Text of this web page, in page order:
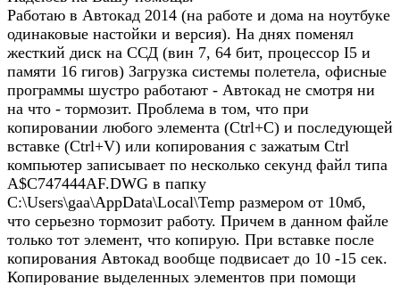
Работаю в Автокад 2014 (на работе и дома на ноутбуке
одинаковые настойки и версия). На днях поменял
жесткий диск на ССД (вин 7, 64 бит, процессор I5 и
памяти 16 гигов) Загрузка системы полетела, офисные
программы шустро работают - Автокад не смотря ни
на что - тормозит. Проблема в том, что при
копировании любого элемента (Ctrl+C) и последующей
вставке (Ctrl+V) или копирования с зажатым Ctrl
компьютер записывает по несколько секунд файл типа
A$C747444AF.DWG в папку
C:\Users\gaa\AppData\Local\Temp размером от 10мб,
что серьезно тормозит работу. Причем в данном файле
только тот элемент, что копирую. При вставке после
копирования Автокад вообще подвисает до 10 -15 сек.
Копирование выделенных элементов при помощи